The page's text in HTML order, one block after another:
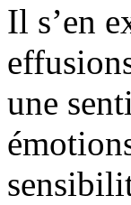
Il s’en
une